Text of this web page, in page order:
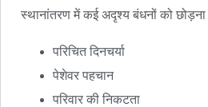
स्थानांतरण में कई अदृश्य बंधनों को छोड़ना
परिचित दिनचर्या
पेशेवर पहचान
परिवार की निकटता